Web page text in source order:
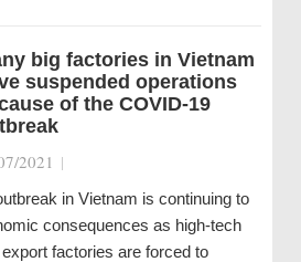
big factories in Vietnam
suspended operations
of the COVID-19
2021 |
in Vietnam is continuing to
consequences as high-tech
factories are forced to